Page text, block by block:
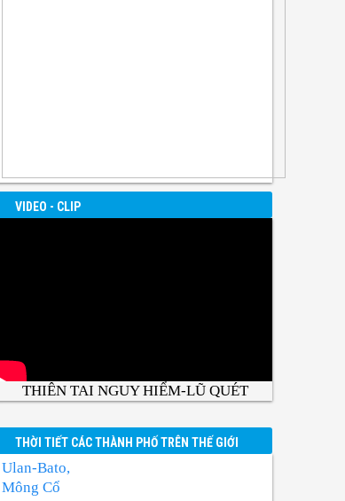
VIDEO - CLIP
THIÊN TAI NGUY HIỂM-LŨ QUÉT
THỜI TIẾT CÁC THÀNH PHỐ TRÊN THẾ GIỚI
Ulan-Bato,
Mông Cổ